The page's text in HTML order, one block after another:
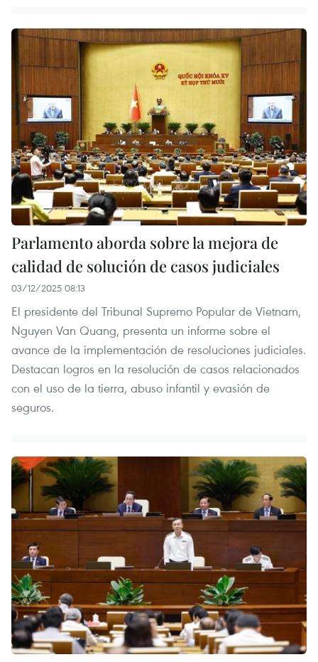
Parlamento aborda sobre la mejora de
calidad de solución de casos judiciales
03/12/2025 08:13
El presidente del Tribunal Supremo Popular de Vietnam,
Nguyen Van Quang, presenta un informe sobre el
avance de la implementación de resoluciones judiciales.
Destacan logros en la resolución de casos relacionados
con el uso de la tierra, abuso infantil y evasión de
seguros.